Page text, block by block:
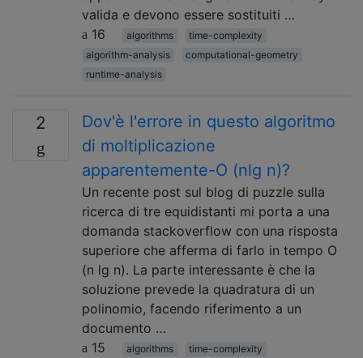
valida e devono essere sostituiti …
16
algorithms
time-complexity
algorithm-analysis
computational-geometry
runtime-analysis
2
Dov'è l'errore in questo algoritmo
di moltiplicazione
apparentemente-O (nlg n)?
Un recente post sul blog di puzzle sulla
ricerca di tre equidistanti mi porta a una
domanda stackoverflow con una risposta
superiore che afferma di farlo in tempo O
(n lg n). La parte interessante è che la
soluzione prevede la quadratura di un
polinomio, facendo riferimento a un
documento …
15
algorithms time-complexity